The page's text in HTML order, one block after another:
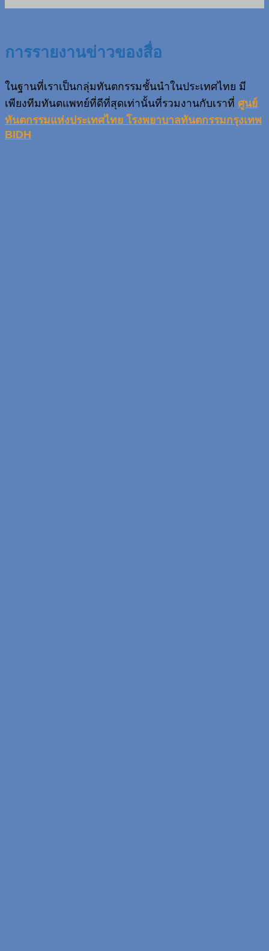
การรายงานข่าวของสื่อ
ในฐานที่เราเป็นกลุ่มทันตกรรมชั้นนำในประเทศไทย มี
เพียงทีมทันตแพทย์ที่ดีที่สุดเท่านั้นที่รวมงานกับเราที่ ศูนย์
ทันตกรรมแห่งประเทศไทย โรงพยาบาลทันตกรรมกรุงเทพ
BIDH